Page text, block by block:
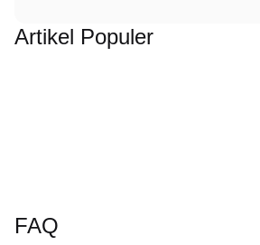
Artikel Populer
FAQ